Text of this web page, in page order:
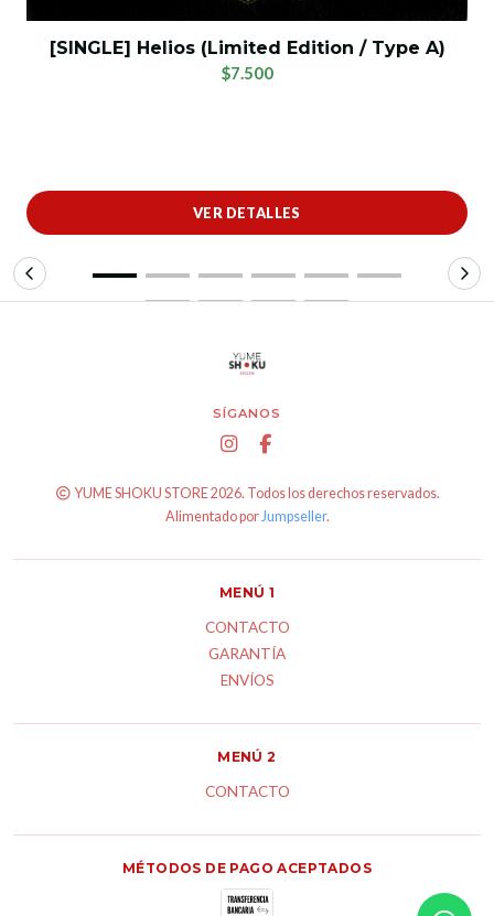
[SINGLE] Helios (Limited Edition / Type A)
$7.500
VER DETALLES
SÍGANOS
YUME SHOKU STORE 2026. Todos los derechos reservados.
Alimentado por Jumpseller.
MENÚ 1
CONTACTO
GARANTÍA
ENVÍOS
MENÚ 2
CONTACTO
MÉTODOS DE PAGO ACEPTADOS